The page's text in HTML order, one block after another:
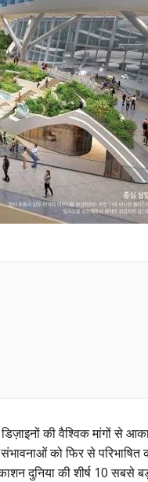
की वैश्विक मांगों से
को फिर से
दुनिया की शीर्ष 10 सबसे